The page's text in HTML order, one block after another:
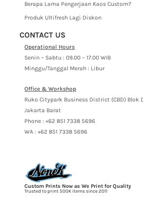
CONTACT US
Berapa Lama Pengerjaan Kaos Custom?
Produk Ultifresh Lagi Diskon
Operational Hours
Senin – Sabtu : 09.00 – 17.00 WIB
Minggu/Tanggal Merah : Libur
Office & Workshop
Ruko Citypark Business District (CBD) Blok
Jakarta Barat
Phone : +62 851 7338 5696
WA : +62 851 7338 5696
Custom Prints Now as We Print for Quality
Trusted to print 500K items since 2011